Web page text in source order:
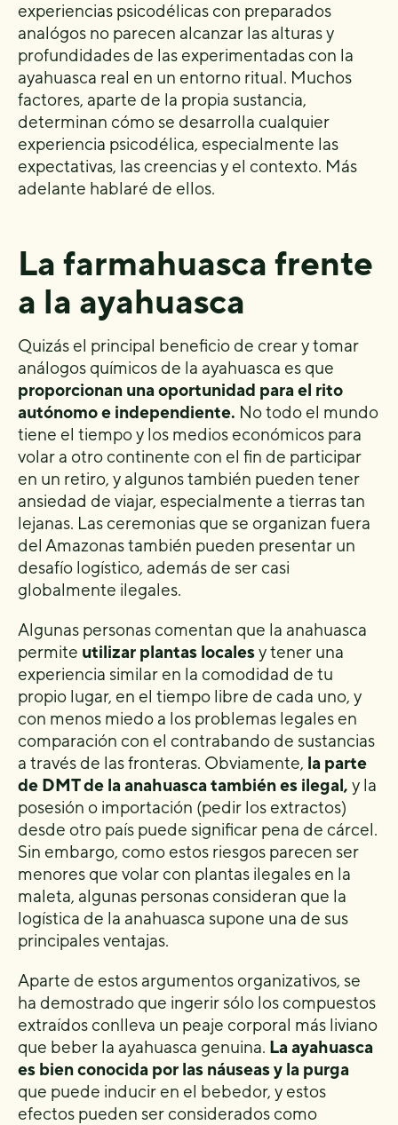
experiencias psicodélicas con preparados
analógos no parecen alcanzar las alturas y
profundidades de las experimentadas con la
ayahuasca real en un entorno ritual. Muchos
factores, aparte de la propia sustancia,
determinan cómo se desarrolla cualquier
experiencia psicodélica, especialmente las
expectativas, las creencias y el contexto. Más
adelante hablaré de ellos.
La farmahuasca frente
a la ayahuasca
Quizás el principal beneficio de crear y tomar
análogos químicos de la ayahuasca es que
proporcionan una oportunidad para el rito
autónomo e independiente. No todo el mundo
tiene el tiempo y los medios económicos para
volar a otro continente con el fin de participar
en un retiro, y algunos también pueden tener
ansiedad de viajar, especialmente a tierras tan
lejanas. Las ceremonias que se organizan fuera
del Amazonas también pueden presentar un
desafío logístico, además de ser casi
globalmente ilegales.
Algunas personas comentan que la anahuasca
permite utilizar plantas localesy tener una
experiencia similar en la comodidad de tu
propio lugar, en el tiempo libre de cada uno, y
con menos miedo a los problemas legales en
comparación con el contrabando de sustancias
a través de las fronteras. Obviamente, la parte
de DMT de la anahuasca también es ilegal, y la
posesión o importación (pedir los extractos)
desde otro país puede significar pena de cárcel.
Sin embargo, como estos riesgos parecen ser
menores que volar con plantas ilegales en la
maleta, algunas personas consideran que la
logística de la anahuasca supone una de sus
principales ventajas.
Aparte de estos argumentos organizativos, se
ha demostrado que ingerir sólo los compuestos
extraídos conlleva un peaje corporal más liviano
que beber la ayahuasca genuina. La ayahuasca
es bien conocida por las náuseas y la purga
que puede inducir en el bebedor, y estos
efectos pueden ser considerados como